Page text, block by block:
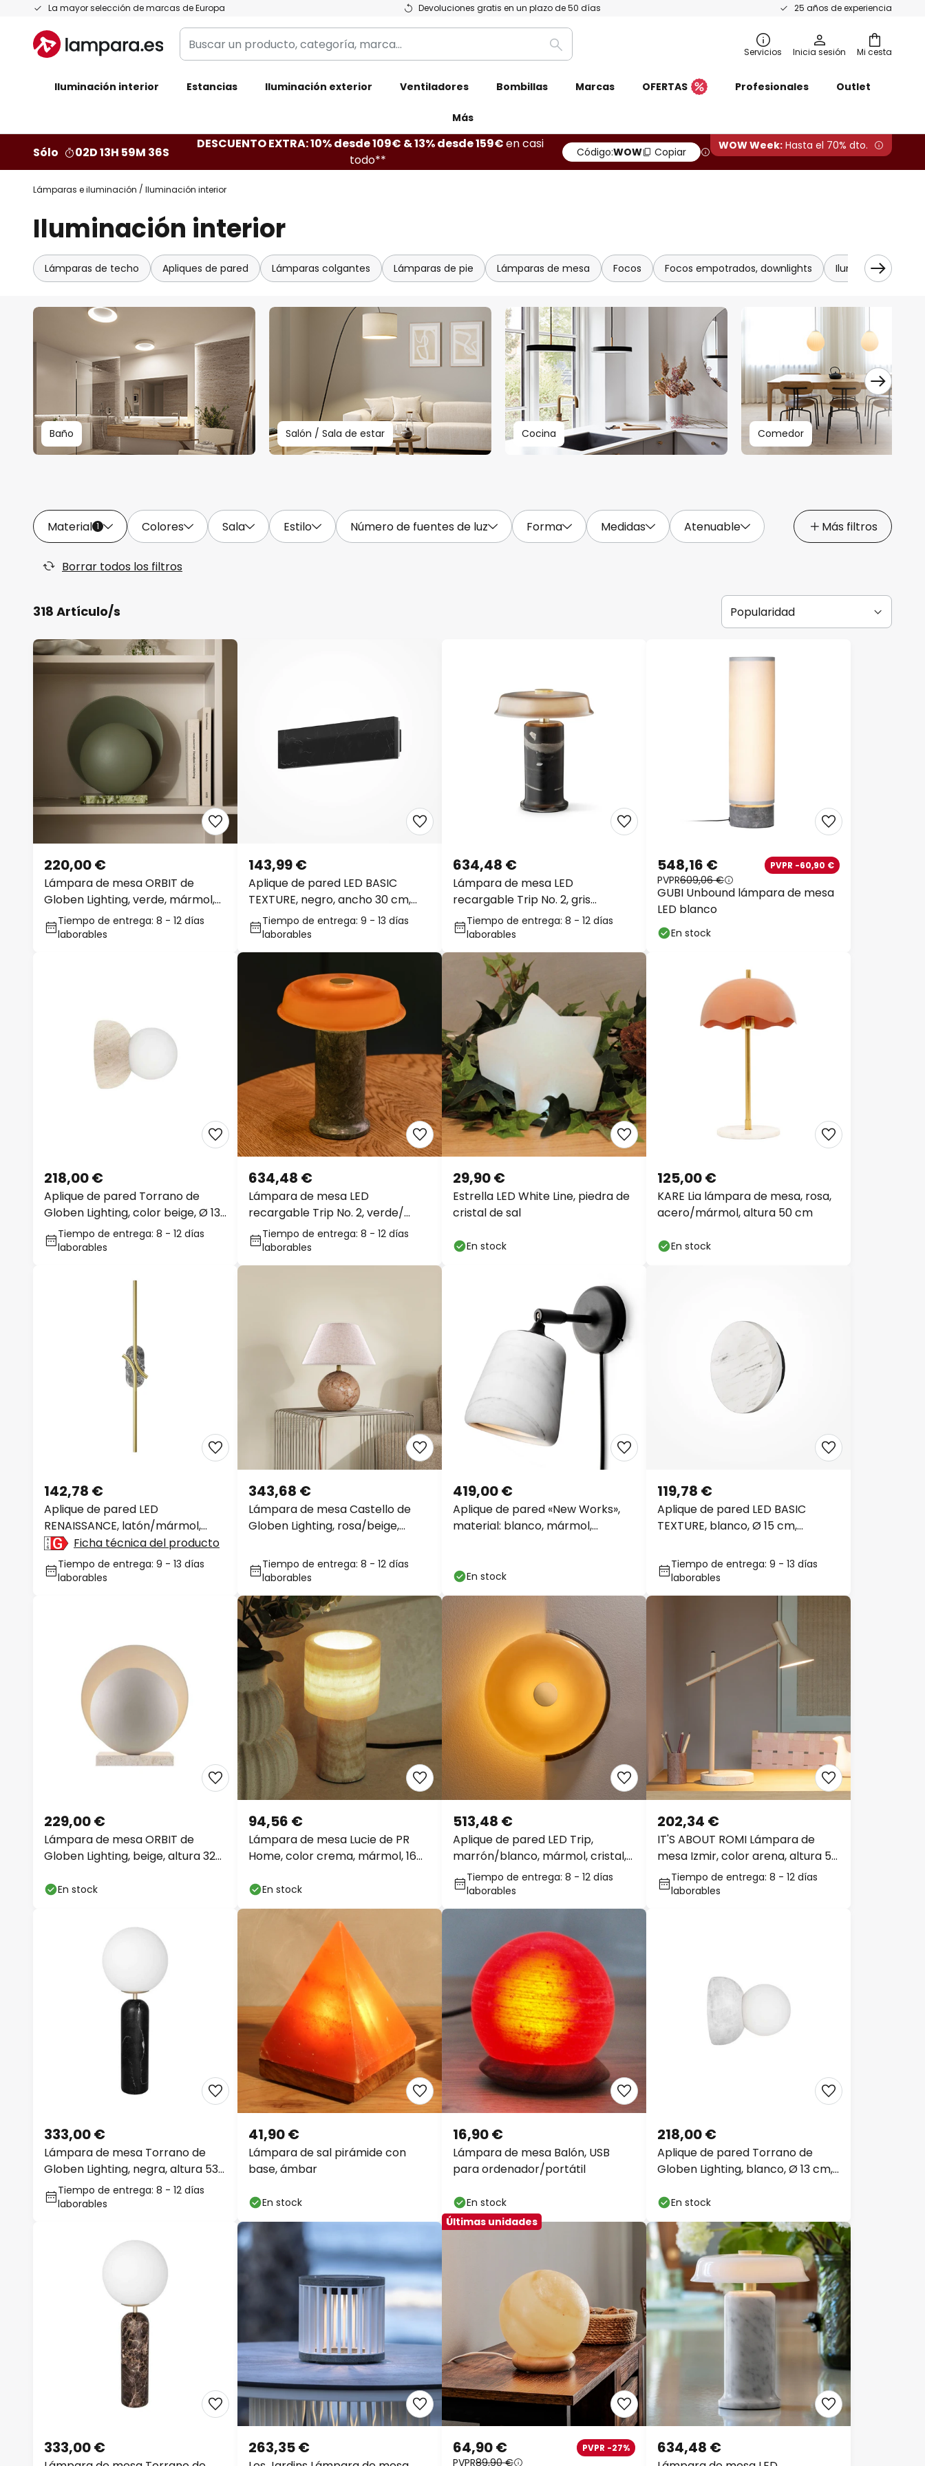
La mayor selección de marcas de Europa Devoluciones gratis en un plazo de 50 días 25 años de experiencia
Ir
contenido
Mi cesta
Buscar
un
categoría,
Buscar Servicios Inicia sesión
Iluminación interior Estancias Iluminación exterior Ventiladores Bombillas Marcas OFERTAS Profesionales Outlet
Más
Sólo 02D 13H 59M 35S
DESCUENTO EXTRA: 10% desde 109€ & 13% desde 159€en casi
todo**
Código:WOW Copiar WOW Week: Hasta el 70% dto.
Lámparas e iluminación Iluminación interior
Iluminación interior
Lámparas de techo Apliques de pared Lámparas colgantes Lámparas de pie Lámparas de mesa Focos Focos empotrados, downlights Iluminación
Baño Salón / Sala de estar Cocina Comedor
Material 1 Colores Sala Estilo Número de fuentes de luz Forma Medidas Atenuable Más filtros
Borrar todos los filtros
318 Artículo/s
Lámpara de mesa ORBIT de
Globen Lighting, verde, mármol,
altura 32 cm
220,00 €
Tiempo de entrega: 8 - 12 días
laborables
Aplique de pared LED BASIC
TEXTURE, negro, ancho 30 cm,
mármol, CCT
143,99 €
Tiempo de entrega: 9 - 13 días
laborables
Lámpara de mesa LED
recargable Trip No. 2, gris
ceniza/gris, mármol, cristal
634,48 €
Tiempo de entrega: 8 - 12 días
laborables
GUBI Unbound lámpara de mesa
LED blanco
548,16 € PVPR -60,90 €
PVPR609,06 €
En stock
Aplique de pared Torrano de
Globen Lighting, color beige, Ø 13
cm, IP44
218,00 €
Tiempo de entrega: 8 - 12 días
laborables
Lámpara de mesa LED
recargable Trip No. 2, verde/
ámbar, mármol, cristal
634,48 €
Tiempo de entrega: 8 - 12 días
laborables
Estrella LED White Line, piedra de
cristal de sal
29,90 €
En stock
KARE Lia lámpara de mesa, rosa,
acero/mármol, altura 50 cm
125,00 €
En stock
Aplique de pared LED
RENAISSANCE, latón/mármol,
altura 63 cm, 2 alas.
142,78 €
Ficha técnica del producto
Tiempo de entrega: 9 - 13 días
laborables
Lámpara de mesa Castello de
Globen Lighting, rosa/beige,
343,68 €
Tiempo de entrega: 8 - 12 días
laborables
Aplique de pared «New Works»,
material: blanco, mármol,
419,00 €
En stock
Aplique de pared LED BASIC
TEXTURE, blanco, Ø 15 cm,
119,78 €
Tiempo de entrega: 9 - 13 días
laborables
Lámpara de mesa ORBIT de
Globen Lighting, beige, altura 32
229,00 €
En stock
Lámpara de mesa Lucie de PR
Home, color crema, mármol, 16
94,56 €
En stock
Aplique de pared LED Trip,
marrón/blanco, mármol, cristal,
2700 K
513,48 €
Tiempo de entrega: 8 - 12 días
laborables
IT'S ABOUT ROMI Lámpara de
mesa Izmir, color arena, altura 59
cm
202,34 €
Tiempo de entrega: 8 - 12 días
laborables
Lámpara de mesa Torrano de
Globen Lighting, negra, altura 53
cm
333,00 €
Tiempo de entrega: 8 - 12 días
laborables
Lámpara de sal pirámide con
base, ámbar
41,90 €
En stock
Lámpara de mesa Balón, USB
para ordenador/portátil
16,90 €
En stock
Aplique de pared Torrano de
Globen Lighting, blanco, Ø 13 cm,
218,00 €
En stock
333,00 € 263,35 €
Últimas unidades
64,90 € PVPR -27%
PVPR89,90 €
634,48 €